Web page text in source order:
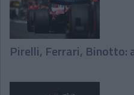
Pirelli, Ferrari, Binotto: